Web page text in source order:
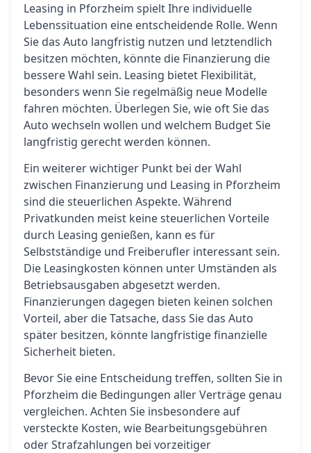
Leasing in Pforzheim spielt Ihre individuelle
Lebenssituation eine entscheidende Rolle. Wenn
Sie das Auto langfristig nutzen und letztendlich
besitzen möchten, könnte die Finanzierung die
bessere Wahl sein. Leasing bietet Flexibilität,
besonders wenn Sie regelmäßig neue Modelle
fahren möchten. Überlegen Sie, wie oft Sie das
Auto wechseln wollen und welchem Budget Sie
langfristig gerecht werden können.
Ein weiterer wichtiger Punkt bei der Wahl
zwischen Finanzierung und Leasing in Pforzheim
sind die steuerlichen Aspekte. Während
Privatkunden meist keine steuerlichen Vorteile
durch Leasing genießen, kann es für
Selbstständige und Freiberufler interessant sein.
Die Leasingkosten können unter Umständen als
Betriebsausgaben abgesetzt werden.
Finanzierungen dagegen bieten keinen solchen
Vorteil, aber die Tatsache, dass Sie das Auto
später besitzen, könnte langfristige finanzielle
Sicherheit bieten.
Bevor Sie eine Entscheidung treffen, sollten Sie in
Pforzheim die Bedingungen aller Verträge genau
vergleichen. Achten Sie insbesondere auf
versteckte Kosten, wie Bearbeitungsgebühren
oder Strafzahlungen bei vorzeitiger